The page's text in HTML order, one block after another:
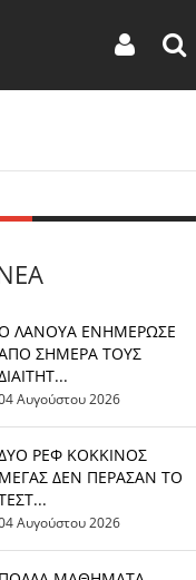
ΛΑΝΟΥΑ ΕΝΗΜΕΡΩΣΕ
ΣΗΜΕΡΑ ΤΟΥΣ
Αυγούστου 2026
ΡΕΦ ΚΟΚΚΙΝΟΣ
ΜΕΓΑΣ ΔΕΝ ΠΕΡΑΣΑΝ ΤΟ
Αυγούστου 2026